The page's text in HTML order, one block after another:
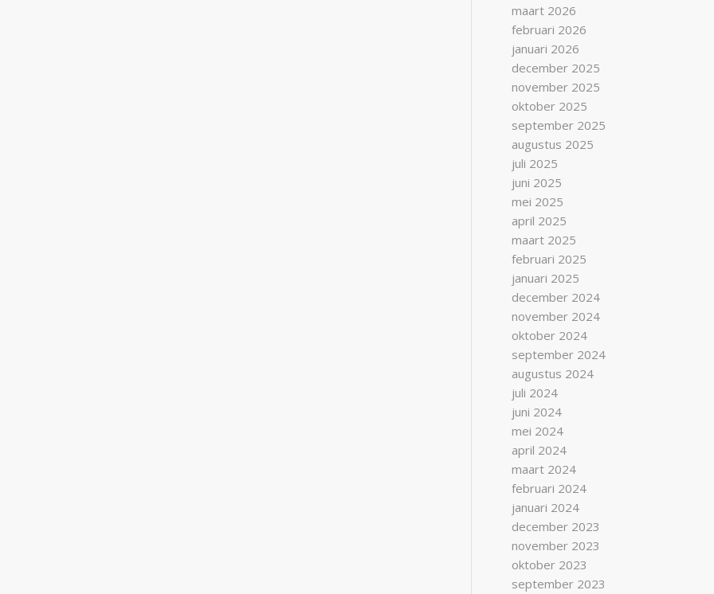
maart 2026
februari 2026
januari 2026
december 2025
november 2025
oktober 2025
september 2025
augustus 2025
juli 2025
juni 2025
mei 2025
april 2025
maart 2025
februari 2025
januari 2025
december 2024
november 2024
oktober 2024
september 2024
augustus 2024
juli 2024
juni 2024
mei 2024
april 2024
maart 2024
februari 2024
januari 2024
december 2023
november 2023
oktober 2023
september 2023